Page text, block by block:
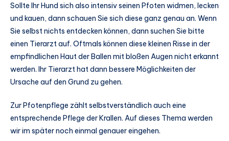
Sollte Ihr Hund sich also intensiv seinen Pfoten widmen, lecken
und kauen, dann schauen Sie sich diese ganz genau an. Wenn
Sie selbst nichts entdecken können, dann suchen Sie bitte
einen Tierarzt auf. Oftmals können diese kleinen Risse in der
empfindlichen Haut der Ballen mit bloßen Augen nicht erkannt
werden. Ihr Tierarzt hat dann bessere Möglichkeiten der
Ursache auf den Grund zu gehen.
Zur Pfotenpflege zählt selbstverständlich auch eine
entsprechende Pflege der Krallen. Auf dieses Thema werden
wir im später noch einmal genauer eingehen.